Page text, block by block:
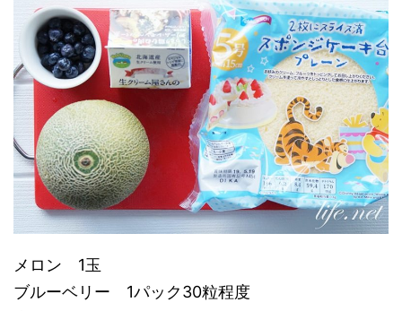
メロン 1玉
ブルーベリー 1パック30粒程度